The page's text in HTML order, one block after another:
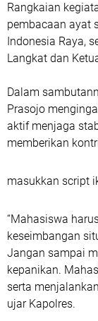
Rangkaian
pembacaan ayat
Indonesia Raya,
Langkat dan
Dalam
Prasojo
aktif menjaga
memberikan
masukkan script
“Mahasiswa
keseimbangan
Jangan sampai
kepanikan.
serta
ujar Kapolres.